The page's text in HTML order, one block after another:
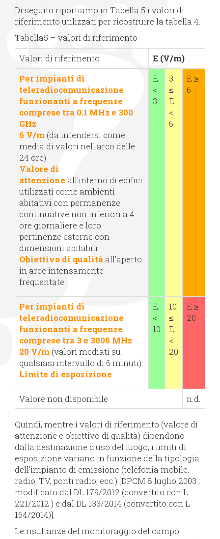
Di seguito riportiamo in Tabella 5 i valori di
riferimento utilizzati per ricostruire la tabella 4.
Tabella5 – valori di riferimento
Valori di riferimento
E (V/m)
Per impianti di
teleradiocomunicazione
funzionanti a frequenze
comprese tra 0.1 MHz e 300
GHz
6 V/m (da intendersi come
media di valori nell'arco delle
24 ore):
Valore di
attenzione all'interno di edifici
utilizzati come ambienti
abitativi con permanenze
continuative non inferiori a 4
ore giornaliere e loro
pertinenze esterne con
dimensioni abitabili
Obiettivo di qualità all'aperto
in aree intensamente
frequentate
E
<
3
3
≤
E
<
6
E ≥
6
Per impianti di
teleradiocomunicazione
funzionanti a frequenze
comprese tra 3 e 3000 MHz
20 V/m (valori mediati su
qualsiasi intervallo di 6 minuti):
Limite di esposizione
E
<
10
10
≤
E
<
20
E ≥
20
Valore non disponibile n.d.
Quindi, mentre i valori di riferimento (valore di
attenzione e obiettivo di qualità) dipendono
dalla destinazione d'uso del luogo, i limiti di
esposizione variano in funzione della tipologia
dell'impianto di emissione (telefonia mobile,
radio, TV, ponti radio, ecc.) [DPCM 8 luglio 2003 ,
modificato dal DL 179/2012 (convertito con L
221/2012 ) e dal DL 133/2014 (convertito con L
164/2014)].
Le risultanze del monitoraggio del campo